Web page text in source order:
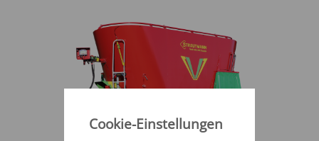
Cookie-Einstellungen